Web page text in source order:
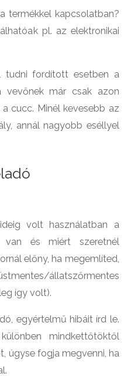
termékkel kapcsolatban?
pl. az elektronikai
tudni fordított esetben a
vevőnek már csak azon
cucc. Minél kevesebb az
annál nagyobb eséllyel
volt használatban a
van és miért szeretnél
előny, ha megemlíted,
állatszőrmentes
így volt).
egyértelmű hibáit írd le.
mindkettőtöktől
úgyse fogja megvenni, ha